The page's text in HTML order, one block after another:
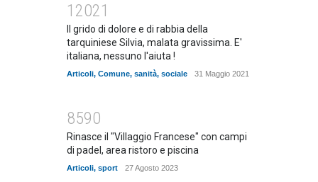
12021
Il grido di dolore e di rabbia della
tarquiniese Silvia, malata gravissima. E'
italiana, nessuno l'aiuta !
Articoli, Comune, sanità, sociale 31 Maggio 2021
8590
Rinasce il "Villaggio Francese" con campi
di padel, area ristoro e piscina
Articoli, sport 27 Agosto 2023